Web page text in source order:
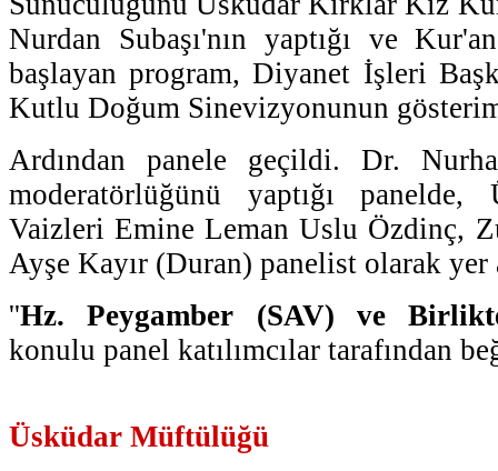
Nurdan Subaşı'nın yaptığı ve
başlayan program, Diyanet İşleri
Kutlu Doğum Sinevizyonunun
Ardından panele geçildi. Dr.
moderatörlüğünü yaptığı
Vaizleri Emine Leman Uslu Özdinç,
Ayşe Kayır (Duran) panelist olarak yer
''Hz. Peygamber (SAV) ve
konulu panel katılımcılar tarafından
Üsküdar Müftülüğü